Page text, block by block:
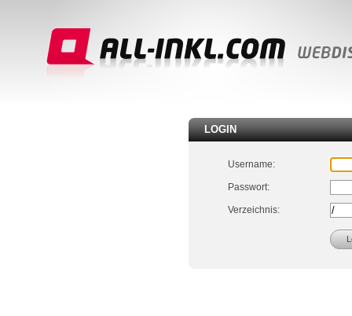
LOGIN
Username:
Passwort:
Verzeichnis: